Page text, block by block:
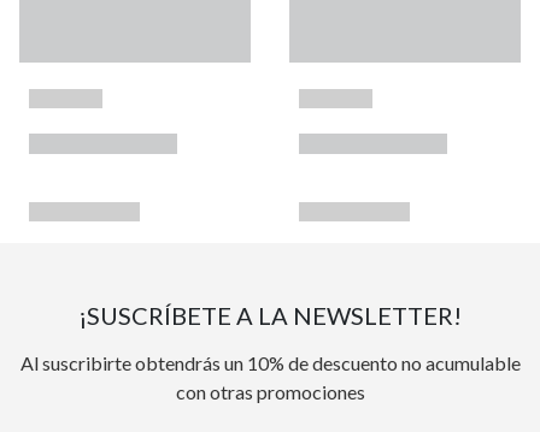
¡SUSCRÍBETE A LA NEWSLETTER!
Al suscribirte obtendrás un 10% de descuento no acumulable
con otras promociones